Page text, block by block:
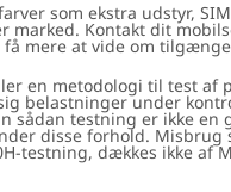
som ekstra udstyr,
marked. Kontakt dit
mere at vide om
en metodologi til test af
belastninger under
sådan testning er ikke en
disse forhold. Misbrug
testning, dækkes ikke af